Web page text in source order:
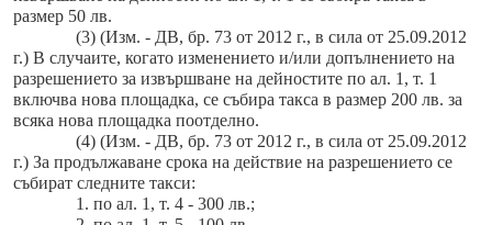
размер 50 лв.
(3) (Изм. - ДВ, бр. 73 от 2012 г., в сила от 25.09.2012
г.) В случаите, когато изменението и/или допълнението на
разрешението за извършване на дейностите по ал. 1, т. 1
включва нова площадка, се събира такса в размер 200 лв. за
всяка нова площадка поотделно.
(4) (Изм. - ДВ, бр. 73 от 2012 г., в сила от 25.09.2012
г.) За продължаване срока на действие на разрешението се
събират следните такси:
1. по ал. 1, т. 4 - 300 лв.;